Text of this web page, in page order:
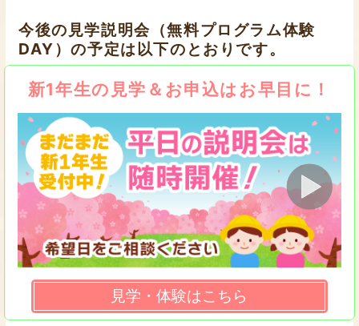
今後の見学説明会（無料プログラム体験
DAY）の予定は以下のとおりです。
新1年生の見学＆お申込はお早目に！
見学・体験はこちら